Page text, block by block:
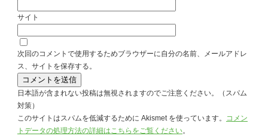
サイト
次回のコメントで使用するためブラウザーに自分の名前、メールアドレ
ス、サイトを保存する。
日本語が含まれない投稿は無視されますのでご注意ください。（スパム
対策）
このサイトはスパムを低減するために Akismet を使っています。 コメン
トデータの処理方法の詳細はこちらをご覧ください。